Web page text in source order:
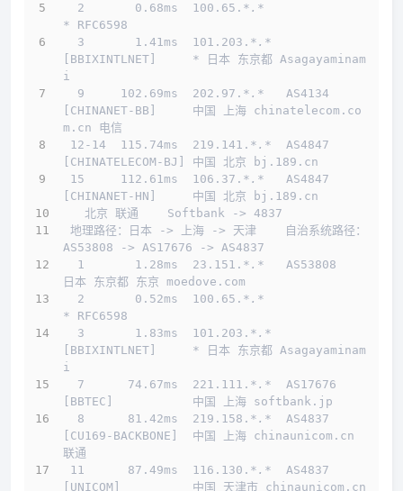
  2       0.68ms  100.65.
*.*
* RFC6598
  3       1.41ms  101.203.
*.*
[BBIXINTLNET]     * 日本 东京都 Asagayaminam
i
  9     102.69ms  202.97.
*.*
   AS4134
[CHINANET-BB]     中国 上海 chinatelecom.co
m.cn 电信
12-14  115.74ms  219.141. *.*
  AS4847
[CHINATELECOM-BJ] 中国 北京 bj.189.cn
15     112.61ms  106.37. *.*
   AS4847
[CHINANET-HN]     中国 北京 bj.189.cn
   北京 联通    Softbank -> 4837
AS53808 -> AS17676 -> AS4837
  1       1.28ms  23.151.
*.*
   AS53808
日本 东京都 东京 moedove.com
  2       0.52ms  100.65.
*.*
* RFC6598
  3       1.83ms  101.203.
*.*
[BBIXINTLNET]     * 日本 东京都 Asagayaminam
i
  7      74.67ms  221.111.
*.*
  AS17676
[BBTEC]           中国 上海 softbank.jp
  8      81.42ms  219.158.
*.*
  AS4837
[CU169-BACKBONE]  中国 上海 chinaunicom.cn
联通
11      87.49ms  116.130. *.*
  AS4837
[UNICOM]          中国 天津市 chinaunicom.cn